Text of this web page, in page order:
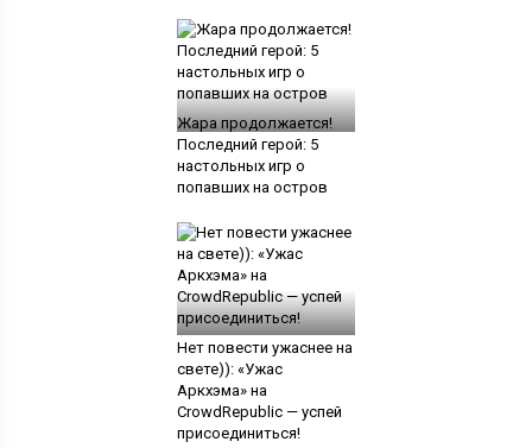
Жара продолжается!
Последний герой: 5
настольных игр о
попавших на остров
Нет повести ужаснее на
свете)): «Ужас
Аркхэма» на
CrowdRepublic — успей
присоединиться!